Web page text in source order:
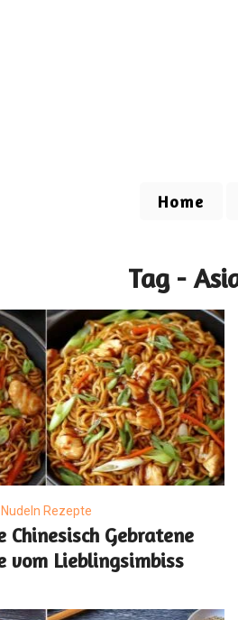
Home
Tag -
Nudeln Rezepte
Chinesisch Gebratene
vom Lieblingsimbiss